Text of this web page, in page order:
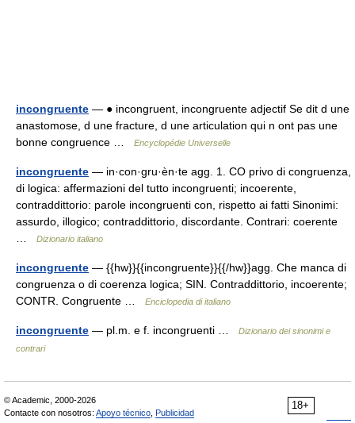
incongruente — ● incongruent, incongruente adjectif Se dit d une
anastomose, d une fracture, d une articulation qui n ont pas une
bonne congruence …
Encyclopédie Universelle
incongruente — in·con·gru·èn·te agg. 1. CO privo di congruenza,
di logica: affermazioni del tutto incongruenti; incoerente,
contraddittorio: parole incongruenti con, rispetto ai fatti Sinonimi:
assurdo, illogico; contraddittorio, discordante. Contrari: coerente
Dizionario italiano
incongruente — {{hw}}{{incongruente}}{{/hw}}agg. Che manca di
congruenza o di coerenza logica; SIN. Contraddittorio, incoerente;
CONTR. Congruente …
Enciclopedia di italiano
incongruente — pl.m. e f. incongruenti …
Dizionario dei sinonimi e
contrari
18+
© Academic, 2000-2026
Contacte con nosotros: Apoyo técnico Publicidad